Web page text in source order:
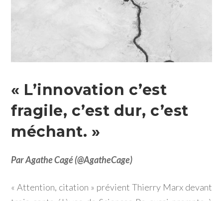
« L’innovation c’est
fragile, c’est dur, c’est
méchant. »
Par Agathe Cagé (@AgatheCage)
« Attention, citation » prévient Thierry Marx devant